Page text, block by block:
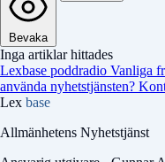
Bevaka
Inga artiklar hittades
Lexbase poddradio Vanliga
använda nyhetstjänsten?
Lex base
Allmänhetens Nyhetstjänst